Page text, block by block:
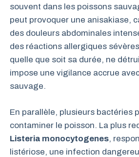
souvent dans les poissons
peut provoquer une anisakiase,
des douleurs abdominales
des réactions allergiques
quelle que soit sa durée, ne
impose une vigilance accrue
sauvage.
En parallèle, plusieurs bactéries
contaminer le poisson. La plus
Listeria monocytogenes,
listériose, une infection